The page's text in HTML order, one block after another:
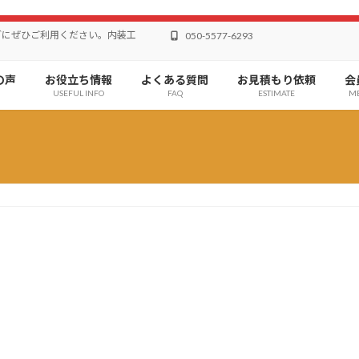
ぜひご利用ください。内装工
050-5577-6293
声 お役立ち情報
USEFUL INFO
よくある質問
FAQ
お見積もり依頼
ESTIMATE
会